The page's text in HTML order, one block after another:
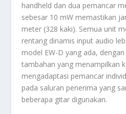
handheld dan dua pemancar
sebesar 10 mW memastikan
meter (328 kaki). Semua unit
rentang dinamis input audio
model EW-D yang ada,
tambahan yang menampilkan
mengadaptasi pemancar
pada saluran penerima yang
beberapa gitar digunakan.